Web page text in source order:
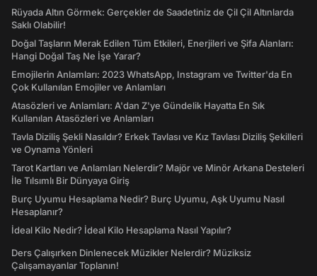
Rüyada Altın Görmek: Gerçekler de Saadetiniz de Çil Çil Altınlarda
Saklı Olabilir!
Doğal Taşların Merak Edilen Tüm Etkileri, Enerjileri ve Şifa Alanları:
Hangi Doğal Taş Ne İşe Yarar?
Emojilerin Anlamları: 2023 WhatsApp, Instagram ve Twitter'da En
Çok Kullanılan Emojiler ve Anlamları
Atasözleri ve Anlamları: A'dan Z'ye Gündelik Hayatta En Sık
Kullanılan Atasözleri ve Anlamları
Tavla Diziliş Şekli Nasıldır? Erkek Tavlası ve Kız Tavlası Diziliş Şekilleri
ve Oynama Yönleri
Tarot Kartları ve Anlamları Nelerdir? Majör ve Minör Arkana Desteleri
İle Tılsımlı Bir Dünyaya Giriş
Burç Uyumu Hesaplama Nedir? Burç Uyumu, Aşk Uyumu Nasıl
Hesaplanır?
İdeal Kilo Nedir? İdeal Kilo Hesaplama Nasıl Yapılır?
Ders Çalışırken Dinlenecek Müzikler Nelerdir? Müziksiz
Çalışamayanlar Toplanın!